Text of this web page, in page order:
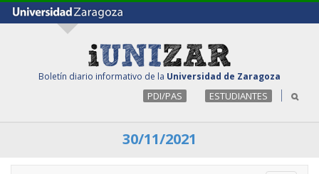
Boletín diario informativo de la Universidad de Zaragoza
PDI/PAS ESTUDIANTES
30/11/2021